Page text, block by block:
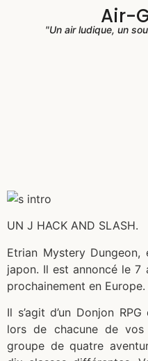
Air-
"Un air ludique, un
UN J HACK AND SLASH.
Etrian Mystery
japon. Il est annoncé le 7
prochainement en Europe.
Il s’agit d’un Donjon
lors de chacune de vos
groupe de quatre